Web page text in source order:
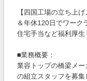
【四国工場の立ち上
＆年休120日でワーク
住宅手当など福利厚生
■業務概要：
業容トップの橋梁メ
の組立スタッフを募集